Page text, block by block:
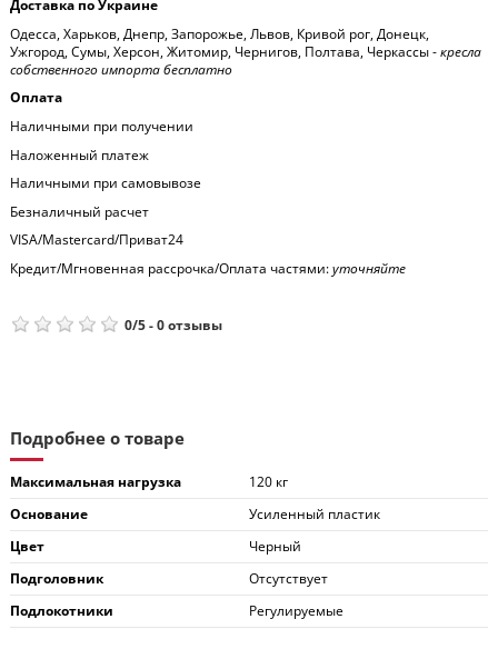
Доставка по Украине
Одесса, Харьков, Днепр, Запорожье, Львов, Кривой рог, Донецк,
Ужгород, Сумы, Херсон, Житомир, Чернигов, Полтава, Черкассы -кресла
собственного импорта бесплатно
Оплата
Наличными при получении
Наложенный платеж
Наличными при самовывозе
Безналичный расчет
VISA/Mastercard/Приват24
Кредит/Мгновенная рассрочка/Оплата частями:уточняйте
0/5-0отзывы
Подробнее о товаре
Максимальная нагрузка
120 кг
Основание
Усиленный пластик
Цвет
Черный
Подголовник
Отсутствует
Подлокотники
Регулируемые